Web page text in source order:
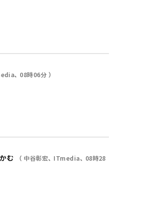
08時06分
む 中谷彰宏 ITmedia
08時28